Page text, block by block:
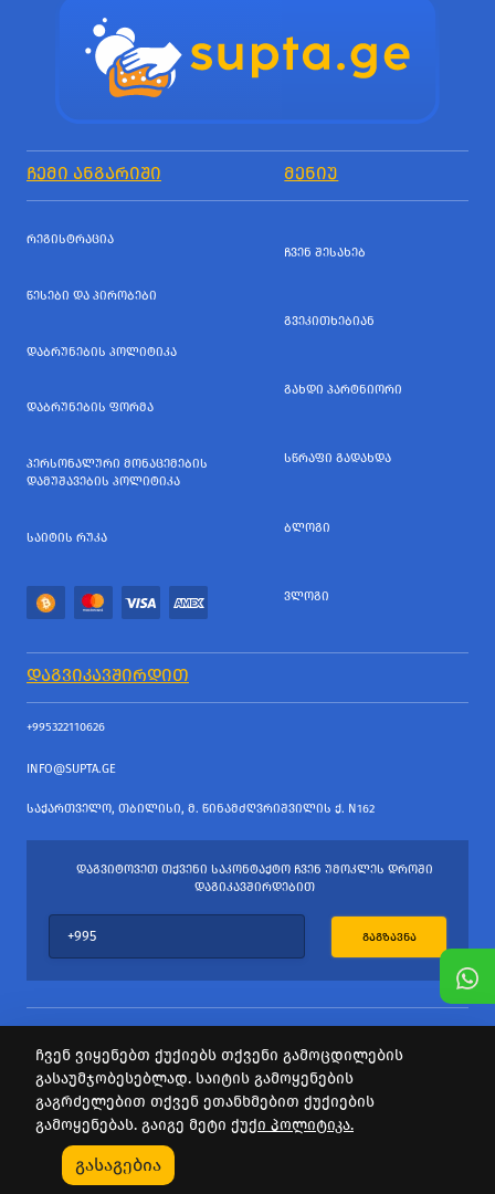
Კატეგორიები Აქციები
ᲩᲔᲛᲘ ᲐᲜᲒᲐᲠᲘᲨᲘ ᲛᲔᲜᲘᲣ
ᲠᲔᲒᲘᲡᲢᲠᲐᲪᲘᲐ
ᲬᲔᲡᲔᲑᲘ ᲓᲐ ᲞᲘᲠᲝᲑᲔᲑᲘ
ᲓᲐᲑᲠᲣᲜᲔᲑᲘᲡ ᲞᲝᲚᲘᲢᲘᲙᲐ
ᲓᲐᲑᲠᲣᲜᲔᲑᲘᲡ ᲤᲝᲠᲛᲐ
ᲞᲔᲠᲡᲝᲜᲐᲚᲣᲠᲘ ᲛᲝᲜᲐᲪᲔᲛᲔᲑᲘᲡ
ᲓᲐᲛᲣᲨᲐᲕᲔᲑᲘᲡ ᲞᲝᲚᲘᲢᲘᲙᲐ
ᲡᲐᲘᲢᲘᲡ ᲠᲣᲙᲐ
ᲩᲕᲔᲜ ᲨᲔᲡᲐᲮᲔᲑ
ᲒᲕᲔᲙᲘᲗᲮᲔᲑᲘᲐᲜ
ᲒᲐᲮᲓᲘ ᲞᲐᲠᲢᲜᲘᲝᲠᲘ
ᲡᲬᲠᲐᲤᲘ ᲒᲐᲓᲐᲮᲓᲐ
ᲑᲚᲝᲒᲘ
ᲕᲚᲝᲒᲘ
ᲓᲐᲒᲕᲘᲙᲐᲕᲨᲘᲠᲓᲘᲗ
+995322110626
INFO@SUPTA.GE
ᲡᲐᲥᲐᲠᲗᲕᲔᲚᲝ, ᲗᲑᲘᲚᲘᲡᲘ, Მ. ᲬᲘᲜᲐᲛᲫᲦᲕᲠᲘᲨᲕᲘᲚᲘᲡ Ქ. N162
ᲓᲐᲒᲕᲘᲢᲝᲕᲔᲗ ᲗᲥᲕᲔᲜᲘ ᲡᲐᲙᲝᲜᲢᲐᲥᲢᲝ ᲩᲕᲔᲜ ᲣᲛᲝᲙᲚᲔᲡ ᲓᲠᲝᲨᲘ
ᲓᲐᲒᲘᲙᲐᲕᲨᲘᲠᲓᲔᲑᲘᲗ
ᲒᲐᲒᲖᲐᲕᲜᲐ
ყველა უფლება დაცულია
საიტის პროვაიდერი Webdoors.ge
ჩვენ ვიყენებთ ქუქიებს თქვენი გამოცდილების
გასაუმჯობესებლად. საიტის გამოყენების
გაგრძელებით თქვენ ეთანხმებით ქუქიების
გამოყენებას. გაიგე მეტი ქუქი პოლიტიკა.
გასაგებია